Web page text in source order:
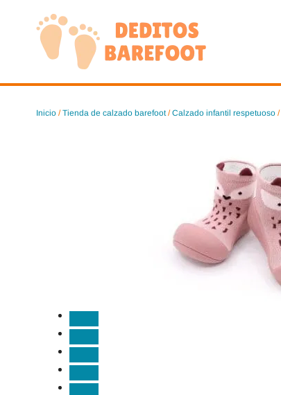
contenido
Inicio /Tienda de calzado barefoot/Calzado infantil respetuoso /